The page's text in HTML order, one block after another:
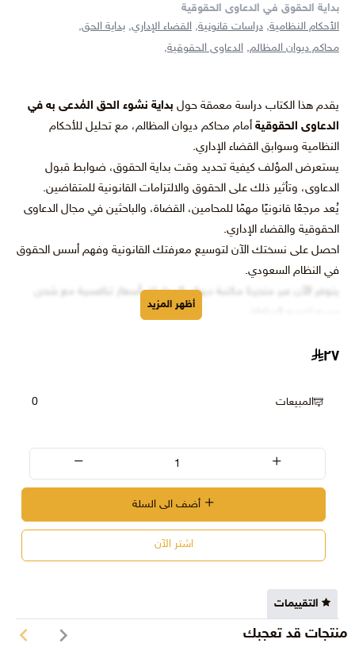
بداية الحقوق في الدعاوى الحقوقية
الأحكام النظامية, دراسات قانونية, القضاء الإداري, بداية الحق,
محاكم ديوان المظالم, الدعاوى الحقوقية,
يقدم هذا الكتاب دراسة معمقة حول بداية نشوء الحق المُدعى به في
الدعاوى الحقوقية أمام محاكم ديوان المظالم، مع تحليل للأحكام
النظامية وسوابق القضاء الإداري.
يستعرض المؤلف كيفية تحديد وقت بداية الحقوق، ضوابط قبول
الدعاوى، وتأثير ذلك على الحقوق والالتزامات القانونية للمتقاضين.
يُعد مرجعًا قانونيًا مهمًا للمحامين، القضاة، والباحثين في مجال الدعاوى
الحقوقية والقضاء الإداري.
احصل على نسختك الآن لتوسيع معرفتك القانونية وفهم أسس الحقوق
في النظام السعودي.
يتوفر الآن عبر متجرنا مكتبة ديوان المحاماة بأسعار تنافسية مع شحن
أظهر المزيد
٢٧
المبيعات 0
اشتر الآن
التقييمات
منتجات قد تعجبك